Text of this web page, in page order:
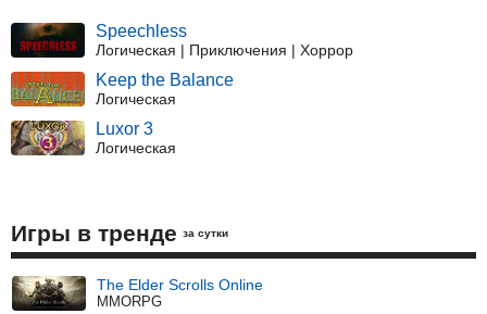
Speechless
Логическая | Приключения | Хоррор
Keep the Balance
Логическая
Luxor 3
Логическая
Игры в тренде за сутки
The Elder Scrolls Online
MMORPG